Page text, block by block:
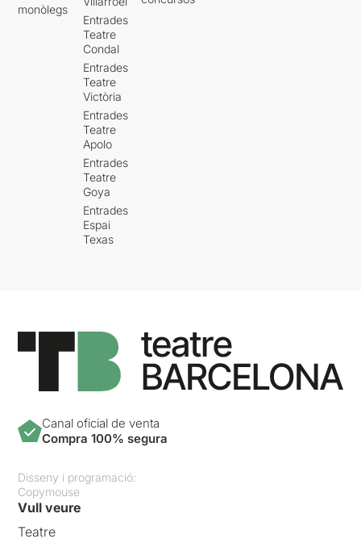
monòlegs
Entrades
Teatre
Condal
Entrades
Teatre
Victòria
Entrades
Teatre
Apolo
Entrades
Teatre
Goya
Entrades
Espai
Texas
Canal oficial de venta
Compra 100% segura
Disseny i programació:
Copymouse
Vull veure
Teatre